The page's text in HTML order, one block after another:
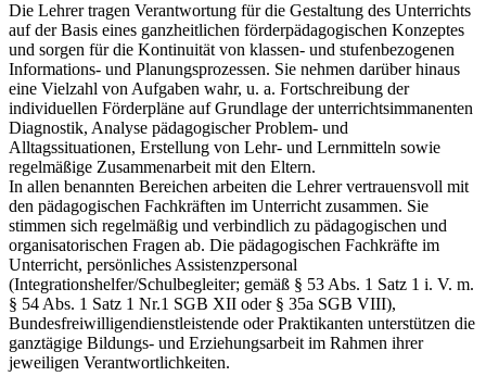
Die Lehrer tragen Verantwortung für die Gestaltung des Unterrichts
auf der Basis eines ganzheitlichen förderpädagogischen Konzeptes
und sorgen für die Kontinuität von klassen- und stufenbezogenen
Informations- und Planungsprozessen. Sie nehmen darüber hinaus
eine Vielzahl von Aufgaben wahr, u. a. Fortschreibung der
individuellen Förderpläne auf Grundlage der unterrichtsimmanenten
Diagnostik, Analyse pädagogischer Problem- und
Alltagssituationen, Erstellung von Lehr- und Lernmitteln sowie
regelmäßige Zusammenarbeit mit den Eltern.
In allen benannten Bereichen arbeiten die Lehrer vertrauensvoll mit
den pädagogischen Fachkräften im Unterricht zusammen. Sie
stimmen sich regelmäßig und verbindlich zu pädagogischen und
organisatorischen Fragen ab. Die pädagogischen Fachkräfte im
Unterricht, persönliches Assistenzpersonal
(Integrationshelfer/Schulbegleiter; gemäß § 53 Abs. 1 Satz 1 i. V. m.
§ 54 Abs. 1 Satz 1 Nr.1 SGB XII oder § 35a SGB VIII),
Bundesfreiwilligendienstleistende oder Praktikanten unterstützen die
ganztägige Bildungs- und Erziehungsarbeit im Rahmen ihrer
jeweiligen Verantwortlichkeiten.